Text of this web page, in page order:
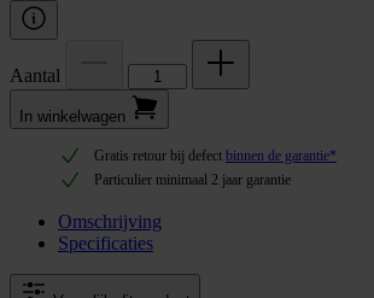
Aantal
In winkel­wagen
Gratis retour bij defect binnen de garantie*
Particulier minimaal 2 jaar garantie
Omschrijving
Specificaties